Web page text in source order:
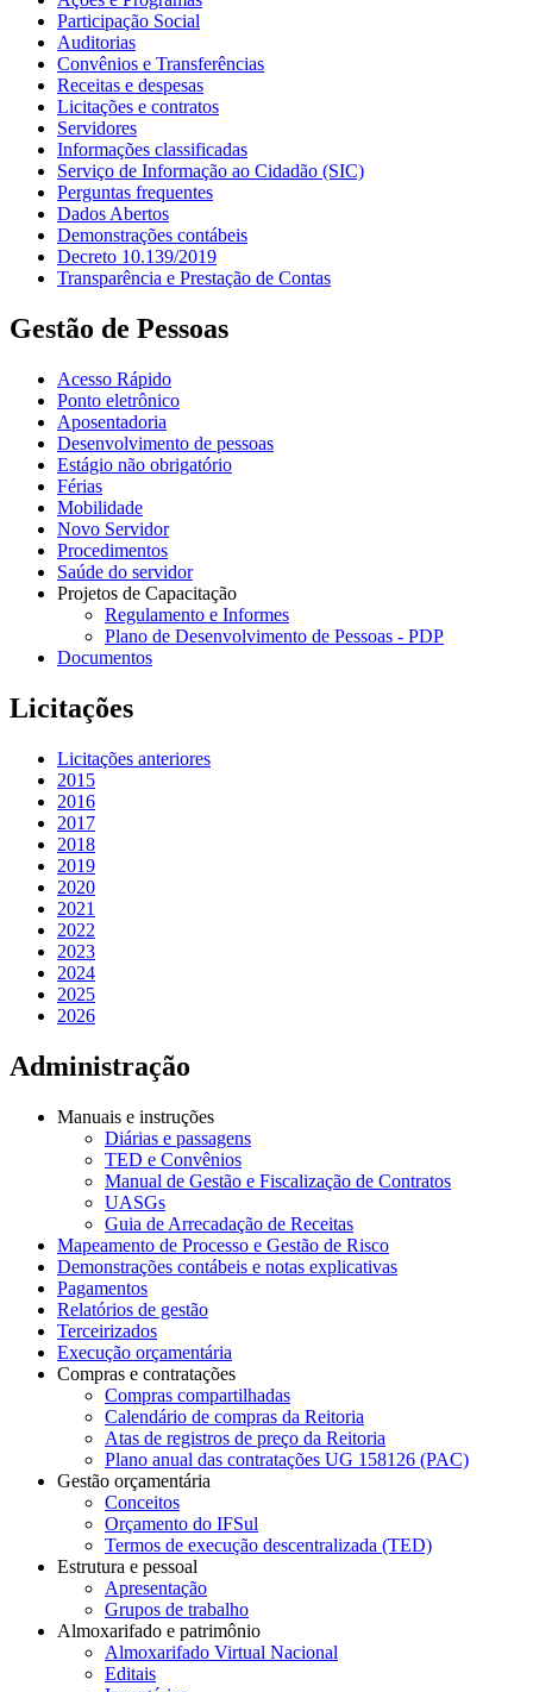
Participação Social
Auditorias
Convênios e Transferências
Receitas e despesas
Licitações e contratos
Servidores
Informações classificadas
Serviço de Informação ao Cidadão (SIC)
Perguntas frequentes
Dados Abertos
Demonstrações contábeis
Decreto 10.139/2019
Transparência e Prestação de Contas
Gestão de Pessoas
Acesso Rápido
Ponto eletrônico
Aposentadoria
Desenvolvimento de pessoas
Estágio não obrigatório
Férias
Mobilidade
Novo Servidor
Procedimentos
Saúde do servidor
Projetos de Capacitação
Regulamento e Informes
Plano de Desenvolvimento de Pessoas - PDP
Documentos
Licitações
Licitações anteriores
2015
2016
2017
2018
2019
2020
2021
2022
2023
2024
2025
2026
Administração
Manuais e instruções
Diárias e passagens
TED e Convênios
Manual de Gestão e Fiscalização de Contratos
UASGs
Guia de Arrecadação de Receitas
Mapeamento de Processo e Gestão de Risco
Demonstrações contábeis e notas explicativas
Pagamentos
Relatórios de gestão
Terceirizados
Execução orçamentária
Compras e contratações
Compras compartilhadas
Calendário de compras da Reitoria
Atas de registros de preço da Reitoria
Plano anual das contratações UG 158126 (PAC)
Gestão orçamentária
Conceitos
Orçamento do IFSul
Termos de execução descentralizada (TED)
Estrutura e pessoal
Apresentação
Grupos de trabalho
Almoxarifado e patrimônio
Almoxarifado Virtual Nacional
Editais